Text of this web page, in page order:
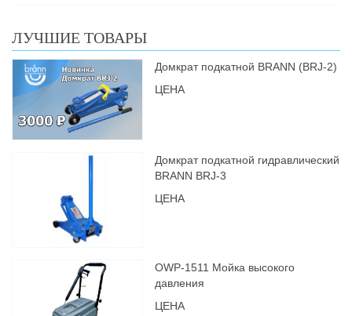
ЛУЧШИЕ ТОВАРЫ
Домкрат подкатной BRANN (BRJ-2)
ЦЕНА
Домкрат подкатной гидравлический
BRANN BRJ-3
ЦЕНА
OWP-1511 Мойка высокого
давления
ЦЕНА